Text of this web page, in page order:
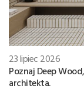
23 lipiec 2026
Poznaj Deep
architekta.